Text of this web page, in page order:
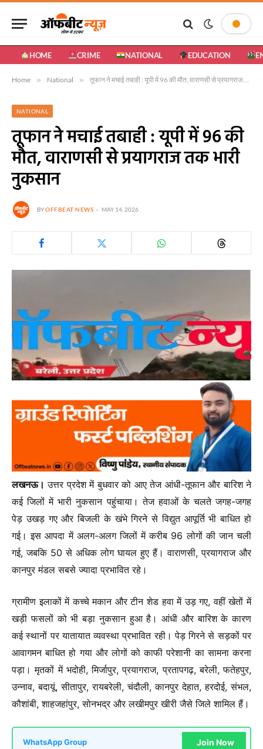
HOME CRIME NATIONAL EDUCATION
Home » National » तूफान ने मचाई तबाही : यूपी में 96 की मौत, वाराणसी से प्रयागराज तक भारी नुकसान
NATIONAL
तूफान ने मचाई तबाही : यूपी में 96 की
मौत, वाराणसी से प्रयागराज तक भारी
नुकसान
BYOFFBEAT NEWS MAY 14, 2026
लखनऊ। उत्तर प्रदेश में बुधवार को आए तेज आंधी-तूफान और बारिश ने
कई जिलों में भारी नुकसान पहुंचाया। तेज हवाओं के चलते जगह-जगह
पेड़ उखड़ गए और बिजली के खंभे गिरने से विद्युत आपूर्ति भी बाधित हो
गई। इस आपदा में अलग-अलग जिलों में करीब 96 लोगों की जान चली
गई, जबकि 50 से अधिक लोग घायल हुए हैं। वाराणसी, प्रयागराज और
कानपुर मंडल सबसे ज्यादा प्रभावित रहे।
ग्रामीण इलाकों में कच्चे मकान और टीन शेड हवा में उड़ गए, वहीं खेतों में
खड़ी फसलों को भी बड़ा नुकसान हुआ है। आंधी और बारिश के कारण
कई स्थानों पर यातायात व्यवस्था प्रभावित रही। पेड़ गिरने से सड़कों पर
आवागमन बाधित हो गया और लोगों को काफी परेशानी का सामना करना
पड़ा। मृतकों में भदोही, मिर्जापुर, प्रयागराज, प्रतापगढ़, बरेली, फतेहपुर,
उन्नाव, बदायूं, सीतापुर, रायबरेली, चंदौली, कानपुर देहात, हरदोई, संभल,
कौशांबी, शाहजहांपुर, सोनभद्र और लखीमपुर खीरी जैसे जिले शामिल हैं।
WhatsApp Group Join Now